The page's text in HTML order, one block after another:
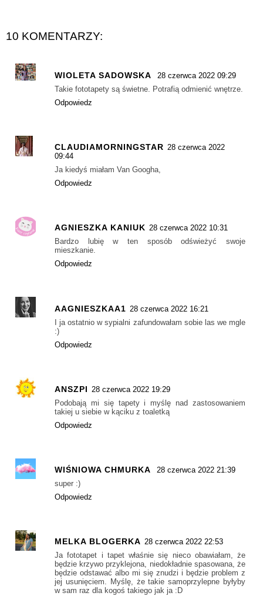
10 KOMENTARZY:
WIOLETA SADOWSKA
28 czerwca 2022 09:29
Takie fototapety są świetne. Potrafią odmienić wnętrze.
Odpowiedz
CLAUDIAMORNINGSTAR 28 czerwca 2022
09:44
Ja kiedyś miałam Van Googha,
Odpowiedz
AGNIESZKA KANIUK 28 czerwca 2022 10:31
Bardzo lubię w ten sposób odświeżyć swoje
mieszkanie.
Odpowiedz
AAGNIESZKAA1 28 czerwca 2022 16:21
I ja ostatnio w sypialni zafundowałam sobie las we mgle
:)
Odpowiedz
ANSZPI 28 czerwca 2022 19:29
Podobają mi się tapety i myślę nad zastosowaniem
takiej u siebie w kąciku z toaletką
Odpowiedz
WIŚNIOWA CHMURKA
28 czerwca 2022 21:39
super :)
Odpowiedz
MELKA BLOGERKA 28 czerwca 2022 22:53
Ja fototapet i tapet właśnie się nieco obawiałam, że
będzie krzywo przyklejona, niedokładnie spasowana, że
będzie odstawać albo mi się znudzi i będzie problem z
jej usunięciem. Myślę, że takie samoprzylepne byłyby
w sam raz dla kogoś takiego jak ja :D